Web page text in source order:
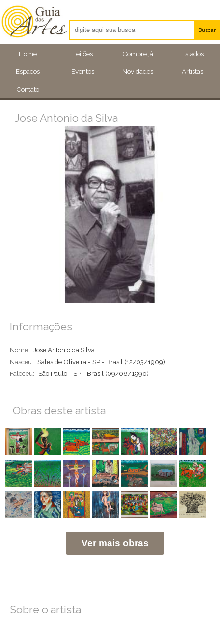
Home Leilões Compre já Estados
Espacos Eventos Novidades Artistas
Contato
Buscar
Artistas
Eventos
Jose Antonio da Silva
Informações
Nome: Jose Antonio da Silva
Nasceu:
Sales de Oliveira - SP - Brasil (12/03/1909)
Faleceu:
São Paulo - SP - Brasil (09/08/1996)
Obras deste artista
Ver mais obras
Sobre o artista